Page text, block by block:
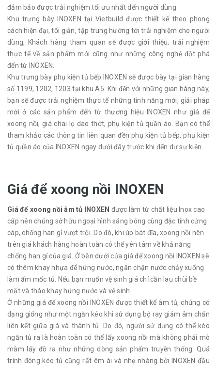
đảm bảo được trải nghiệm tối ưu nhất dến người dùng.
Khu trưng bày INOXEN tại Vietbuild được thiết kế theo phong
cách hiện đại, tối giản, tập trung hướng tới trải nghiệm cho người
dùng, Khách hàng tham quan sẽ được giới thiệu, trải nghiệm
thực tế về sản phẩm mới cũng như những công nghệ đột phá
đến từ INOXEN.
Khu trưng bày phụ kiện tủ bếp INOXEN sẽ được bày tại gian hàng
số 1199, 1202, 1203 tại khu A5. Khi đến với những gian hàng này,
bạn sẽ được trải nghiệm thực tế những tính năng mới, giải pháp
mới ở các sản phẩm đến từ thương hiệu INOXEN như giá để
xoong nồi, giá chai lọ dao thớt, phụ kiện tủ quần áo. Bạn có thể
tham khảo các thông tin liên quan đền phụ kiện tủ bếp, phụ kiện
tủ quần áo của INOXEN ngay dưới đây trước khi đến dự sự kiện.
Giá để xoong nồi INOXEN
Giá để xoong nồi âm tủ INOXEN được làm từ chất liệu Inox cao
cấp nên chúng sở hữu ngoại hình sáng bóng cùng đặc tính cứng
cáp, chống han gỉ vượt trội. Do đó, khi úp bát đĩa, xoong nồi nên
trên giá khách hàng hoàn toàn có thể yên tâm về khả năng
chống han gỉ của giá. Ở bên dưới của giá để xoong nồi INOXEN sẽ
có thêm khay nhựa để hứng nước, ngăn chặn nước chảy xuống
làm ẩm mốc tủ. Nếu bạn muốn vệ sinh giá chỉ cần lau chùi bề
mặt và tháo khay hứng nước và vệ sinh.
Ở những giá để xoong nồi INOXEN được thiết kế âm tủ, chúng có
dạng giống như một ngăn kéo khi sử dụng bộ ray giảm âm chấn
liên kết giữa giá và thành tủ. Do đó, người sử dụng có thể kéo
ngăn tủ ra là hoàn toàn có thể lấy xoong nồi mà không phải mò
mẫm lấy đồ ra như những dòng sản phẩm truyền thống. Quá
trình đóng kéo tủ cũng rất êm ái và nhẹ nhàng bởi INOXEN đầu